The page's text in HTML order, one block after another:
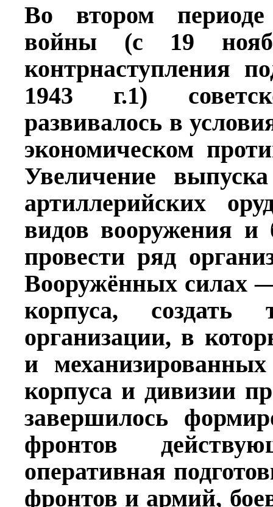
Во втором периоде
войны (с 19
контрнаступления
1943 г.1)
развивалось в
экономическом
Увеличение
артиллерийских
видов вооружения и
провести ряд
Вооружённых силах
корпуса,
организации, в
и
корпуса и дивизии
завершилось
фронтов
оперативная
фронтов и армий,